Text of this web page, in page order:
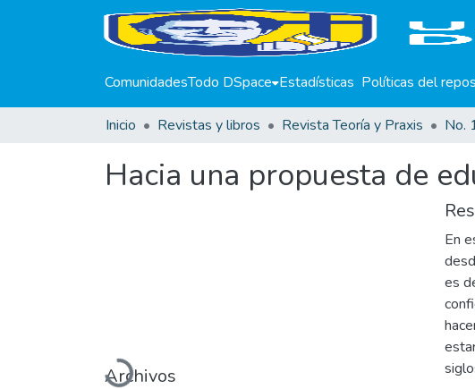
ComunidadesTodo DSpace Estadísticas Políticas del
Inicio Revistas y libros Revista Teoría y Praxis No.
Hacia una propuesta de
Cargando...
Archivos
En
es